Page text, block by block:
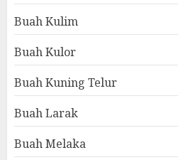
Buah Kulim
Buah Kulor
Buah Kuning Telur
Buah Larak
Buah Melaka